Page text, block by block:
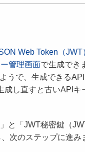
Web Token（JWT
管理画面で生成でき
うで、生成できる
し直すと古いAPI
と「JWT秘密鍵（
次のステップに進み